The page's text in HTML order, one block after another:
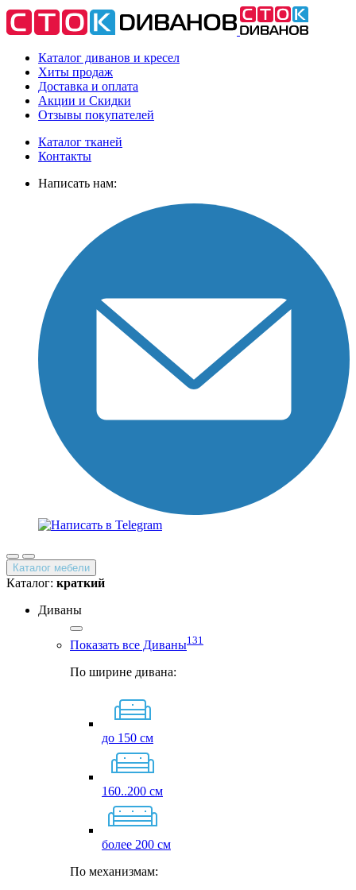
Каталог диванов и кресел
Хиты продаж
Доставка и оплата
Акции и Скидки
Отзывы покупателей
Каталог тканей
Контакты
Написать нам:
Каталог мебели
Каталог: краткий
Диваны
Показать все Диваны131
По ширине дивана:
до 150 см
160..200 см
более 200 см
По механизмам: